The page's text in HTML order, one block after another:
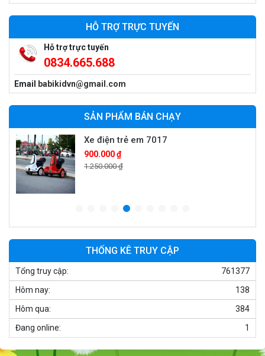
HỖ TRỢ TRỰC TUYẾN
Hỗ trợ trực tuyến
0834.665.688
Email babikidvn@gmail.com
SẢN PHẨM BÁN CHẠY
900.000 ₫
1.250.000 ₫
950.000 ₫
Xe điện trẻ em 7017
900.000 ₫
1.250.000 ₫
Xe ô tô điện trẻ em cảnh sát J2988
Xe ô tô điện trẻ em địa hình M666
Xe máy điện trẻ em BJQ-M03
THỐNG KÊ TRUY CẬP
761377
Tổng truy cập:
138
Hôm nay:
384
Hôm qua:
1
Đang online: